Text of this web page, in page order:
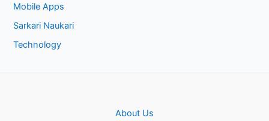
Mobile Apps
Sarkari Naukari
Technology
About Us